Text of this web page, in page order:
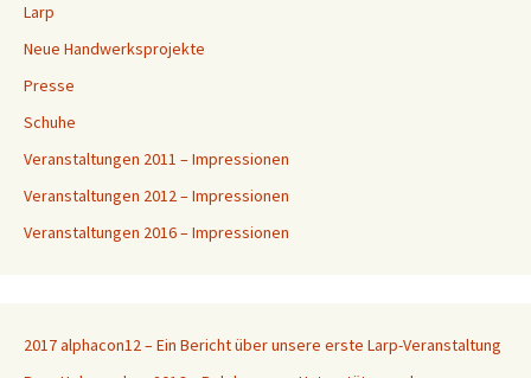
Larp
Neue Handwerksprojekte
Presse
Schuhe
Veranstaltungen 2011 – Impressionen
Veranstaltungen 2012 – Impressionen
Veranstaltungen 2016 – Impressionen
2017 alphacon12 – Ein Bericht über unsere erste Larp-Veranstaltung